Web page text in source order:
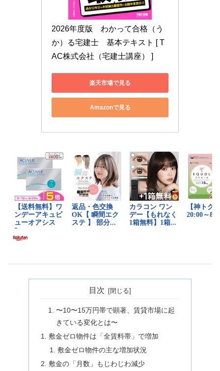
2026年度版　わかって合格（う
か）る宅建士　基本テキスト [ T
AC株式会社（宅建士講座） ]
楽天市場で見る
Amazonで見る
目次
〜10〜15万円帯で顕著、賃貸市場に起
きている変化とは〜
敷金ゼロ物件は「全賃料帯」で増加
敷金ゼロ物件の主な増加状況
敷金の「月数」もじわじわ減少